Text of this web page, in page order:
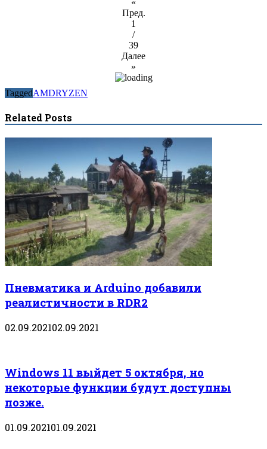
Пред.
1
/
39
Далее
»
TaggedAMDRYZEN
Related Posts
Пневматика и Arduino добавили
реалистичности в RDR2
02.09.202102.09.2021
Windows 11 выйдет 5 октября, но
некоторые функции будут доступны
позже.
01.09.202101.09.2021